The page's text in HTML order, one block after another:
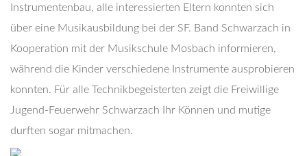
Instrumentenbau, alle interessierten Eltern konnten sich
über eine Musikausbildung bei der SF. Band Schwarzach in
Kooperation mit der Musikschule Mosbach informieren,
während die Kinder verschiedene Instrumente ausprobieren
konnten. Für alle Technikbegeisterten zeigt die Freiwillige
Jugend-Feuerwehr Schwarzach Ihr Können und mutige
durften sogar mitmachen.